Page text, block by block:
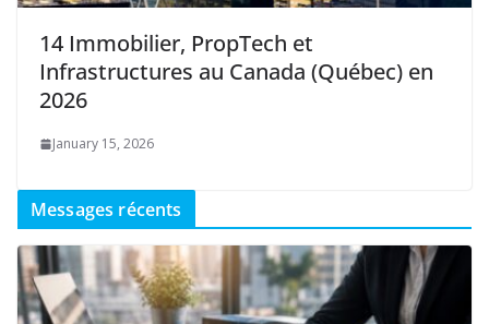
14 Immobilier, PropTech et
Infrastructures au Canada (Québec) en
2026
January 15, 2026
Messages récents